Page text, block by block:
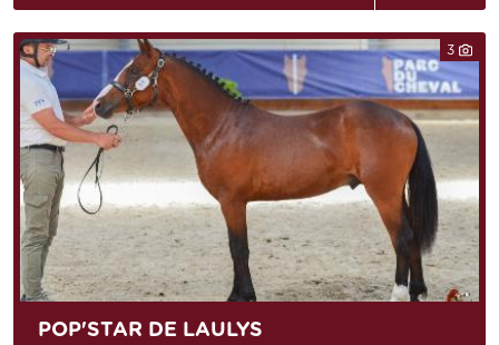
3
POP'STAR DE LAULYS